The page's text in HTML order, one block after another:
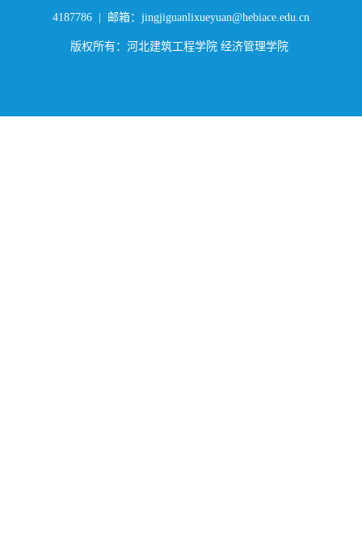
4187786 | 邮箱：jingjiguanlixueyuan@hebiace.edu.cn
版权所有：河北建筑工程学院 经济管理学院